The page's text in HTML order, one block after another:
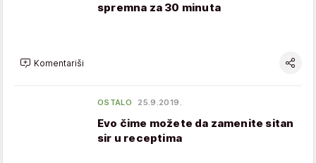
spremna za 30 minuta
Komentariši
OSTALO 25.9.2019.
Evo čime možete da zamenite sitan
sir u receptima